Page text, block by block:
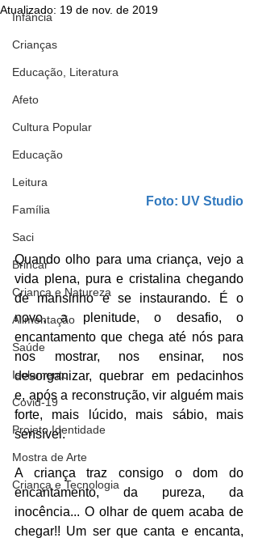
Infância
Crianças
Educação, Literatura
Afeto
Cultura Popular
Educação
Leitura
Família
Saci
Brincar
Criança e Natureza
Alimentação
Saúde
Isolamento
Covid-19
Projeto Identidade
Mostra de Arte
Criança e Tecnologia
Atualizado: 19 de nov. de 2019
Foto: UV Studio
Quando olho para uma criança, vejo a
vida plena, pura e cristalina chegando
de mansinho e se instaurando. É o
novo, a plenitude, o desafio, o
encantamento que chega até nós para
nos mostrar, nos ensinar, nos
desorganizar, quebrar em pedacinhos
e, após a reconstrução, vir alguém mais
forte, mais lúcido, mais sábio, mais
sensível.
A criança traz consigo o dom do
encantamento, da pureza, da
inocência... O olhar de quem acaba de
chegar!! Um ser que canta e encanta,